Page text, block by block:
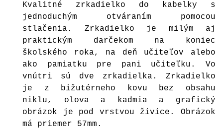
Kvalitné zrkadielko do kabelky s
jednoduchým otváraním pomocou
stlačenia. Zrkadielko je milým aj
praktickým darčekom na koniec
školského roka, na deň učiteľov alebo
ako pamiatku pre pani učiteľku. Vo
vnútri sú dve zrkadielka. Zrkadielko
je z bižutérneho kovu bez obsahu
niklu, olova a kadmia a grafický
obrázok je pod vrstvou živice. Obrázok
má priemer 57mm.